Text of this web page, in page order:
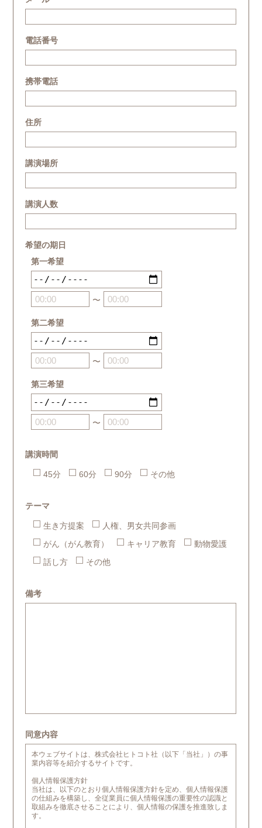
電話番号
携帯電話
住所
講演場所
講演人数
希望の期日
第一希望
〜
第二希望
〜
第三希望
〜
講演時間
45分 60分 90分 その他
テーマ
生き方提案
人権、男女共同参画
がん（がん教育）
キャリア教育
動物愛護
話し方
その他
備考
同意内容
本ウェブサイトは、株式会社ヒトコト社（以下「当社」）の事
業内容等を紹介するサイトです。
個人情報保護方針
当社は、以下のとおり個人情報保護方針を定め、個人情報保護
の仕組みを構築し、全従業員に個人情報保護の重要性の認識と
取組みを徹底させることにより、個人情報の保護を推進致しま
す。